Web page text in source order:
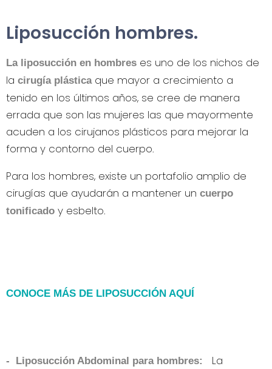
Liposucción hombres.
La liposucción en hombres es uno de los nichos de
la cirugía plástica que mayor a crecimiento a
tenido en los últimos años, se cree de manera
errada que son las mujeres las que mayormente
acuden a los cirujanos plásticos para mejorar la
forma y contorno del cuerpo.
Para los hombres, existe un portafolio amplio de
cirugías que ayudarán a mantener un cuerpo
tonificado y esbelto.
CONOCE MÁS DE LIPOSUCCIÓN AQUÍ
- Liposucción Abdominal para hombres:
La